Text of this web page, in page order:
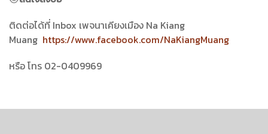
ติดต่อได้ที่ Inbox เพจนาเคียงเมือง Na Kiang
Muang https://www.facebook.com/NaKiangMuang
หรือ โทร 02-0409969